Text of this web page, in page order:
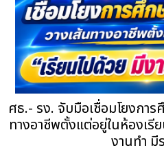
ศธ.- รง. จับมือเชื่อมโยงกา
ทางอาชีพตั้งแต่อยู่ในห้องเรี
งานทำ มี